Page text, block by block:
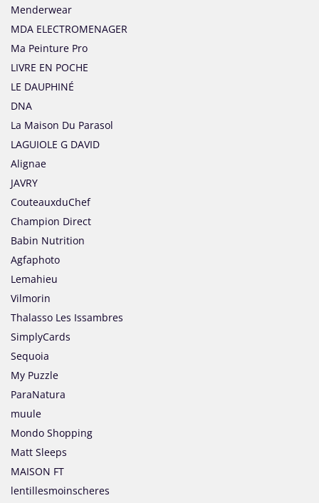
Menderwear
MDA ELECTROMENAGER
Ma Peinture Pro
LIVRE EN POCHE
LE DAUPHINÉ
DNA
La Maison Du Parasol
LAGUIOLE G DAVID
Alignae
JAVRY
CouteauxduChef
Champion Direct
Babin Nutrition
Agfaphoto
Lemahieu
Vilmorin
Thalasso Les Issambres
SimplyCards
Sequoia
My Puzzle
ParaNatura
muule
Mondo Shopping
Matt Sleeps
MAISON FT
lentillesmoinscheres